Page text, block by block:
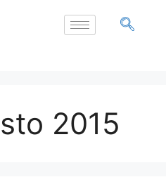
2015